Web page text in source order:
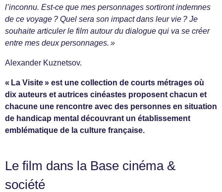
l’inconnu. Est-ce que mes personnages sortiront indemnes
de ce voyage ? Quel sera son impact dans leur vie ? Je
souhaite articuler le film autour du dialogue qui va se créer
entre mes deux personnages. »
Alexander Kuznetsov.
« La Visite » est une collection de courts métrages où
dix auteurs et autrices cinéastes proposent chacun et
chacune une rencontre avec des personnes en situation
de handicap mental découvrant un établissement
emblématique de la culture française.
Le film dans la Base cinéma &
société